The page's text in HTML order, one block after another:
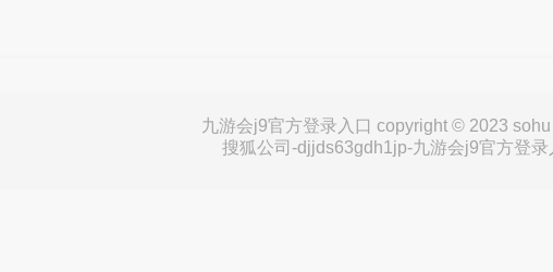
九游会j9官方登录入口 copyright © 2023
搜狐公司-djjds63gdh1jp-九游会j9官方登